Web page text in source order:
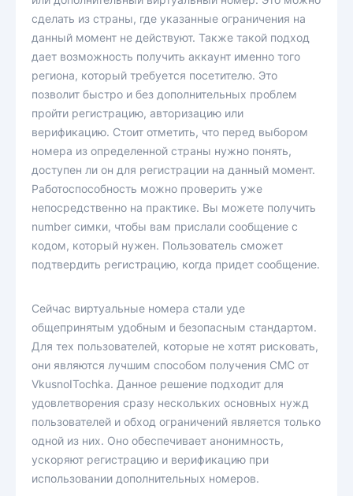
сделать из страны, где указанные ограничения на
данный момент не действуют. Также такой подход
дает возможность получить аккаунт именно того
региона, который требуется посетителю. Это
позволит быстро и без дополнительных проблем
пройти регистрацию, авторизацию или
верификацию. Стоит отметить, что перед выбором
номера из определенной страны нужно понять,
доступен ли он для регистрации на данный момент.
Работоспособность можно проверить уже
непосредственно на практике. Вы можете получить
number симки, чтобы вам прислали сообщение с
кодом, который нужен. Пользователь сможет
подтвердить регистрацию, когда придет сообщение.
Сейчас виртуальные номера стали уде
общепринятым удобным и безопасным стандартом.
Для тех пользователей, которые не хотят рисковать,
они являются лучшим способом получения СМС от
VkusnoITochka. Данное решение подходит для
удовлетворения сразу нескольких основных нужд
пользователей и обход ограничений является только
одной из них. Оно обеспечивает анонимность,
ускоряют регистрацию и верификацию при
использовании дополнительных номеров.